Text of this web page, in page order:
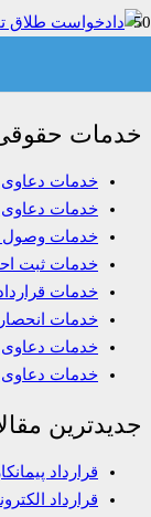
خدمات
خدمات
خدمات
خدمات وصول
خدمات ثبت
خدمات
خدمات
خدمات دعاوی
خدمات دعاوی
جدیدترین
قرارداد
قرارداد